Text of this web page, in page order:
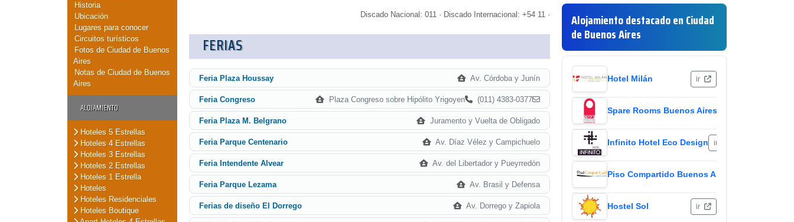
Historia
Ubicación
Lugares para conocer
Circuitos turísticos
Fotos de Ciudad de Buenos
Aires
Notas de Ciudad de Buenos
Aires
ALOJAMIENTO
Hoteles 5 Estrellas
Hoteles 4 Estrellas
Hoteles 3 Estrellas
Hoteles 2 Estrellas
Hoteles 1 Estrella
Hoteles
Hoteles Residenciales
Hoteles Boutique
Discado Nacional: 011 · Discado Internacional: +54 11 ·
FERIAS
Feria Plaza Houssay Av. Córdoba y Junín
Feria Congreso Plaza Congreso sobre Hipólito Yrigoyen (011) 4383-0377
Feria Plaza M. Belgrano Juramento y Vuelta de Obligado
Feria Parque Centenario Av. Díaz Vélez y Campichuelo
Feria Intendente Alvear Av. del Libertador y Pueyrredón
Feria Parque Lezama Av. Brasil y Defensa
Ferias de diseño El Dorrego Av. Dorrego y Zapiola
Alojamiento destacado en Ciudad
de Buenos Aires
Hotel Milán ir
Spare Rooms Buenos Aires
Infinito Hotel Eco Design ir
Piso Compartido Buenos Aires
Hostel Sol ir